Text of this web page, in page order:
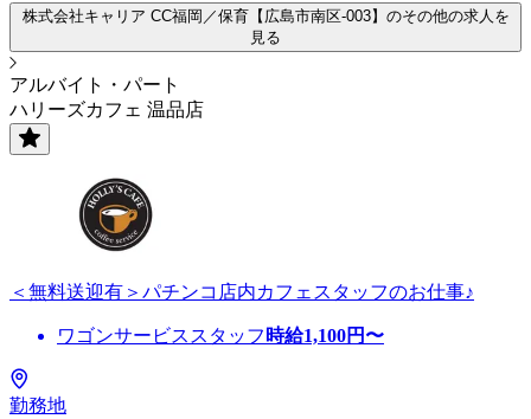
株式会社キャリア CC福岡／保育【広島市南区-003】のその他の求人を
見る
アルバイト・パート
ハリーズカフェ 温品店
＜無料送迎有＞パチンコ店内カフェスタッフのお仕事♪
ワゴンサービススタッフ 時給1,100円〜
勤務地